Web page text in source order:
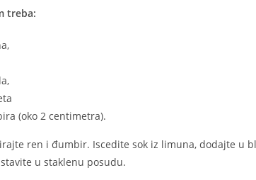
treba:
(oko 2 centimetra).
ren i đumbir. Iscedite sok iz limuna, dodajte u
u staklenu posudu.